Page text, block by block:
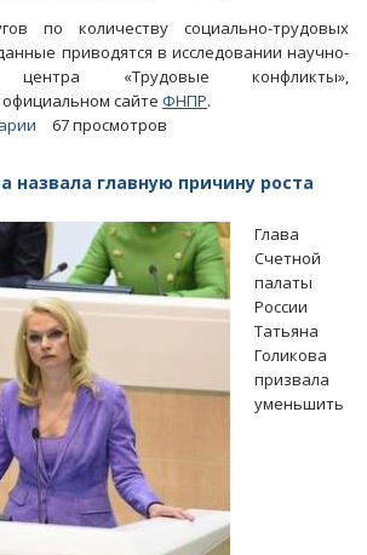
по количеству социально-трудовых
приводятся в исследовании научно-
центра «Трудовые конфликты»,
сайте ФНПР.
67 просмотров
назвала главную причину роста
Глава
Счетной
палаты
России
Татьяна
Голикова
призвала
уменьшить